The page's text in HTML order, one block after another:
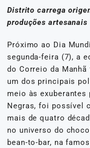
Distrito carrega
produções artesanais
Próximo ao Dia
segunda-feira (7), a
do Correio da
um dos principais
meio às exuberantes
Negras, foi possível
mais de quatro
no universo do
bean-to-bar, na